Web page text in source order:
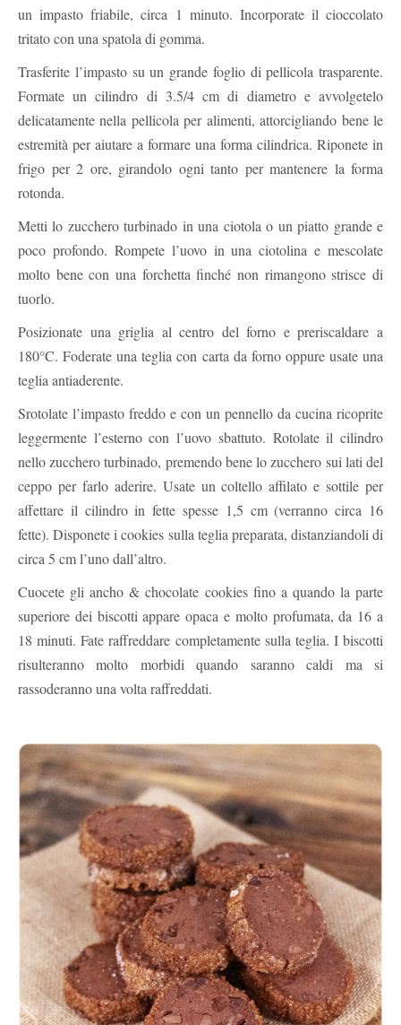
un impasto friabile, circa 1 minuto. Incorporate il cioccolato
tritato con una spatola di gomma.
Trasferite l’impasto su un grande foglio di pellicola trasparente.
Formate un cilindro di 3.5/4 cm di diametro e avvolgetelo
delicatamente nella pellicola per alimenti, attorcigliando bene le
estremità per aiutare a formare una forma cilindrica. Riponete in
frigo per 2 ore, girandolo ogni tanto per mantenere la forma
rotonda.
Metti lo zucchero turbinado in una ciotola o un piatto grande e
poco profondo. Rompete l’uovo in una ciotolina e mescolate
molto bene con una forchetta finché non rimangono strisce di
tuorlo.
Posizionate una griglia al centro del forno e preriscaldare a
180°C. Foderate una teglia con carta da forno oppure usate una
teglia antiaderente.
Srotolate l’impasto freddo e con un pennello da cucina ricoprite
leggermente l’esterno con l’uovo sbattuto. Rotolate il cilindro
nello zucchero turbinado, premendo bene lo zucchero sui lati del
ceppo per farlo aderire. Usate un coltello affilato e sottile per
affettare il cilindro in fette spesse 1,5 cm (verranno circa 16
fette). Disponete i cookies sulla teglia preparata, distanziandoli di
circa 5 cm l’uno dall’altro.
Cuocete gli ancho & chocolate cookies fino a quando la parte
superiore dei biscotti appare opaca e molto profumata, da 16 a
18 minuti. Fate raffreddare completamente sulla teglia. I biscotti
risulteranno molto morbidi quando saranno caldi ma si
rassoderanno una volta raffreddati.